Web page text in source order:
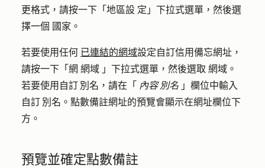
更格式，請按一下「 地區設 定」下拉式選單，然後選
擇一個 國家 。
若要使用任何 已連結的網域設定自訂信用備忘網址，
請按一下「網 網域 」下拉式選單，然後選取 網域 。
若要使用自訂 別名，請在「 內容 別名 」欄位中輸入
自訂 別名 。點數備註網址的預覽會顯示在網址欄位下
方。
預覽並確定點數備註